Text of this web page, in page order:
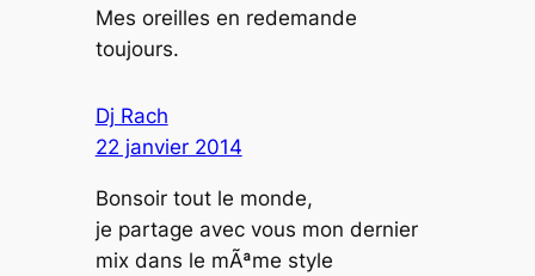
Mes oreilles en redemande
toujours.
Dj Rach
22 janvier 2014
Bonsoir tout le monde,
je partage avec vous mon dernier
mix dans le mÃªme style